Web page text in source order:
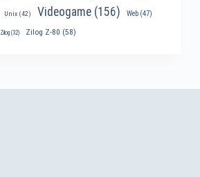
Unix(42) Videogame(156) Web(47)
Zilog(32) Zilog Z-80 (58)